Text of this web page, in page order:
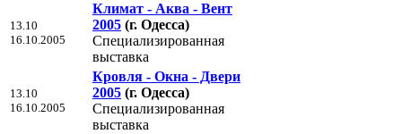
13.10
16.10.2005
Климат - Аква - Вент
2005 (г. Одесса)
Специализированная
выставка
13.10
16.10.2005
Кровля - Окна - Двери
2005 (г. Одесса)
Специализированная
выставка